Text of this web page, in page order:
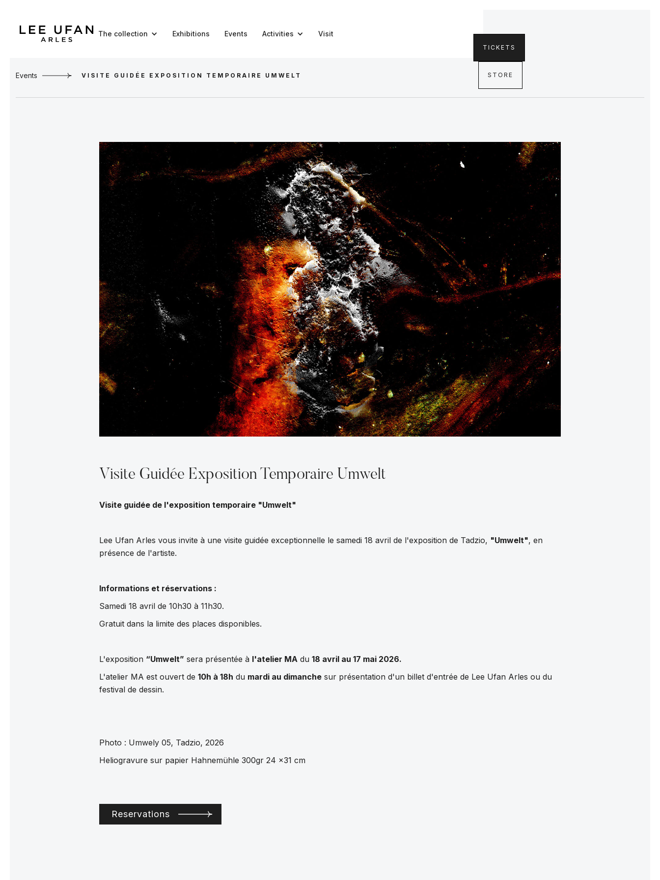
The collection Exhibitions Events Activities Visit
TICKETS
STORE
Events VISITE GUIDÉE EXPOSITION TEMPORAIRE UMWELT
Visite Guidée Exposition Temporaire Umwelt
Visite guidée de l'exposition temporaire "Umwelt"
Lee Ufan Arles vous invite à une visite guidée exceptionnelle le samedi 18 avril de l'exposition de Tadzio, "Umwelt", en
présence de l'artiste.
Informations et réservations :
Samedi 18 avril de 10h30 à 11h30.
Gratuit dans la limite des places disponibles.
L'exposition “Umwelt” sera présentée à l'atelier MA du 18 avril au 17 mai 2026.
L'atelier MA est ouvert de 10h à 18h du mardi au dimanche sur présentation d'un billet d'entrée de Lee Ufan Arles ou du
festival de dessin.
Photo : Umwely 05, Tadzio, 2026
Heliogravure sur papier Hahnemühle 300gr 24 x31 cm
Reservations